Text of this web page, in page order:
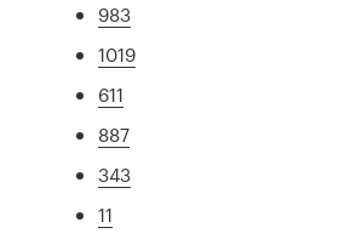
983
1019
611
887
343
11